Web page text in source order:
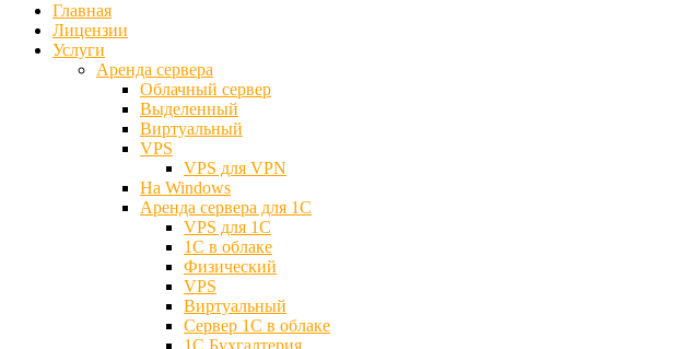
Главная
Лицензии
Услуги
Аренда сервера
Облачный сервер
Выделенный
Виртуальный
VPS
VPS для VPN
На Windows
Аренда сервера для 1С
VPS для 1С
1С в облаке
Физический
VPS
Виртуальный
Сервер 1С в облаке
1С Бухгалтерия